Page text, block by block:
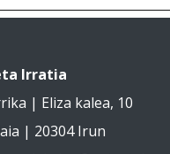
Irratia
| Eliza kalea, 10
| 20304 Irun